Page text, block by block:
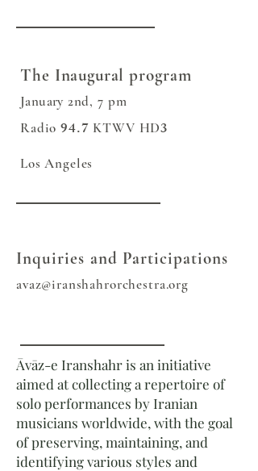
The Inaugural program
January 2nd, 7 pm
Radio94.7 KTWV HD3
Los Angeles
Inquiries and Participations
avaz@iranshahrorchestra.org
Āvāz-e Iranshahr is an initiative
aimed at collecting a repertoire of
solo performances by Iranian
musicians worldwide, with the goal
of preserving, maintaining, and
identifying various styles and